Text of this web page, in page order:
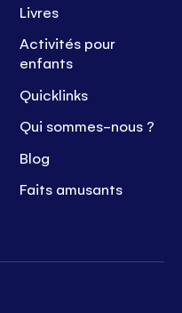
Livres
Activités pour
enfants
Quicklinks
Qui sommes-nous ?
Blog
Faits amusants